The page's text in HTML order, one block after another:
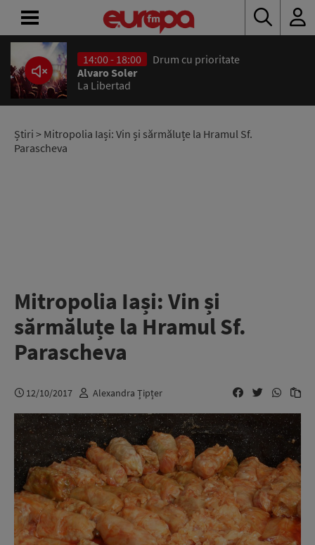
14:00 - 18:00
Drum cu prioritate
Alvaro Soler
La Libertad
Știri > Mitropolia Iași: Vin și sărmăluțe la Hramul Sf.
Parascheva
Mitropolia Iași: Vin și
sărmăluțe la Hramul Sf.
Parascheva
12/10/2017 Alexandra Țipțer
ACASĂ
ȘTIRI
RADIO